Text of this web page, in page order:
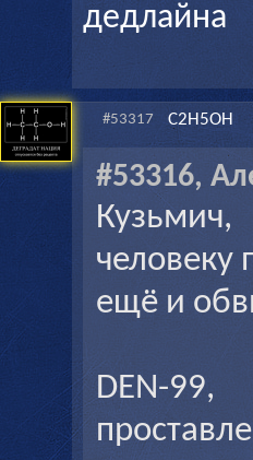
дедлайна
#53317 C2H5OH
#53316,
человеку
ещё и
DEN-